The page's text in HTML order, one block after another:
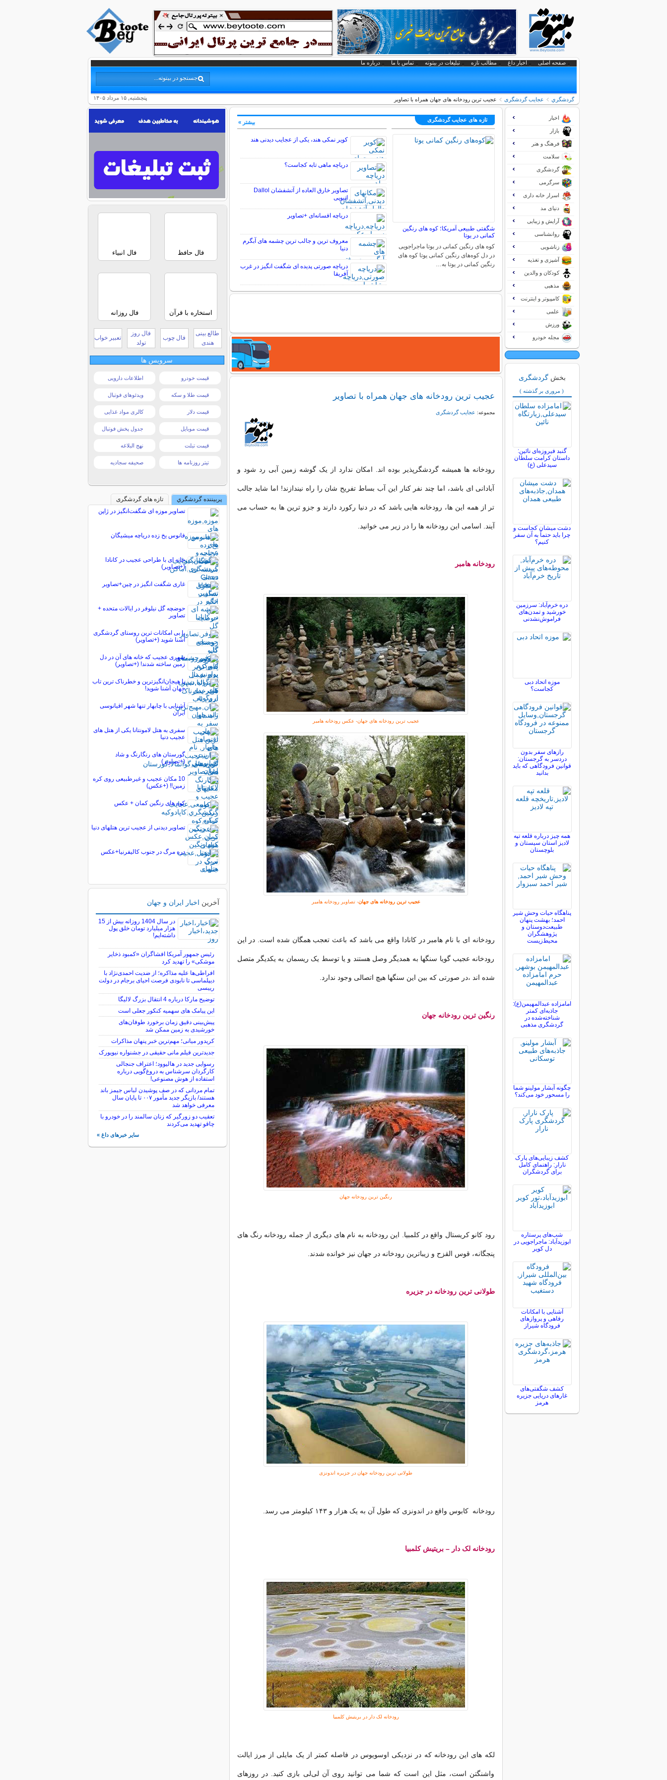
صفحه اصلی اخبار داغ مطالب تازه تبلیغات در بیتوته تماس با ما درباره ما
پنجشنبه, ۱۵ مرداد ۱۴۰۵ گردشگري عجایب گردشگری عجیب ترین رودخانه های جهان همراه با تصاویر
تازه های عجایب گردشگری
شگفتی طبیعی آمریکا؛ کوه های رنگین
کمانی در یوتا
کوه های رنگین کمانی در یوتا ماجراجویی
در دل کوه‌های رنگین کمانی یوتا کوه های
رنگین کمانی در یوتا به…
کویر نمکی هند، یکی از عجایب دیدنی هند
دریاچه ماهی تابه کجاست؟
تصاویر خارق العاده از آتشفشان Dallol
اتیوپی
دریاچه افسانه‌ای +تصاویر
معروف ترین و جالب ترین چشمه های آبگرم
دنیا
دریاچه صورتی پدیده ای شگفت انگیز در غرب
آفریقا
بیشتر »
عجیب ترین رودخانه های جهان همراه با تصاویر
مجموعه: عجایب گردشگری
رودخانه ها همیشه گردشگرپذیر بوده اند. امکان ندارد از یک گوشه زمین آبی رد شود و
آبادانی ای باشد، اما چند نفر کنار این آب بساط تفریح شان را راه نیندازند! اما شاید جالب
تر از همه این ها، رودخانه هایی باشد که در دنیا رکورد دارند و جزو ترین ها به حساب می
آیند. اسامی این رودخانه ها را در زیر می خوانید.
رودخانه هامبر
عجیب ترین رودخانه های جهان- عکس رودخانه هامبر
عجیب ترین رودخانه های جهان- تصاویر رودخانه هامبر
رودخانه ای با نام هامبر در کانادا واقع می باشد که باعث تعجب همگان شده است. در این
رودخانه عجیب گویا سنگها به همدیگر وصل هستند و یا توسط یک ریسمان به یکدیگر متصل
شده اند ،در صورتی که بین این سنگها هیچ اتصالی وجود ندارد.
رنگین ترین رودخانه جهان
رنگین ترین رودخانه جهان
رود کانو کریستال واقع در کلمبیا. این رودخانه به نام های دیگری از جمله رودخانه رنگ های
پنجگانه، قوس القزح و زیباترین رودخانه در جهان نیز خوانده شدند.
طولانی ترین رودخانه در جزیره
طولانی ترین رودخانه جهان در جزیره اندونزی
رودخانه کابوس واقع در اندونزی که طول آن به یک هزار و ۱۴۳ کیلومتر می رسد.
رودخانه لک دار – بریتیش کلمبیا
رودخانه لک دار در بریتیش کلمبیا
لکه های این رودخانه که در نزدیکی اوسویوس در فاصله کمتر از یک مایلی از مرز ایالت
واشنگتن است، مثل این است که شما می توانید روی آن لی‌لی بازی کنید. در روزهای
اخبار
بازار
فرهنگ و هنر
سلامت
گردشگری
سرگرمی
اسرار خانه داری
دنیای مد
آرایش و زیبایی
روانشناسی
زناشویی
آشپزی و تغذیه
کودکان و والدین
مذهبی
کامپیوتر و اینترنت
علمی
ورزش
مجله خودرو
بخش گردشگری
( مروری بر گذشته )
گنبد فیروزه‌ای نائین:
داستان کرامت سلطان
سیدعلی (ع)
دشت میشان کجاست و
چرا باید حتماً به آن سفر
کنیم؟
دره خرم‌آباد: سرزمین
خورشید و تمدن‌های
فراموش‌نشدنی
موزه اتحاد دبی
کجاست؟
رازهای سفر بدون
دردسر به گرجستان:
قوانین فرودگاهی که باید
بدانید
همه چیز درباره قلعه تپه
لادیز استان سیستان و
بلوچستان
پناهگاه حیات وحش شیر
احمد؛ بهشت پنهان
طبیعت‌دوستان و
پژوهشگران
محیط‌زیست
امامزاده عبدالمهیمن(ع):
جاذبه‌ای کمتر
شناخته‌شده در
گردشگری مذهبی
چگونه آبشار مولینو شما
را مسحور خود می‌کند؟
کشف زیبایی‌های پارک
نارار: راهنمای کامل
برای گردشگران
شب‌های پرستاره
ابوزیدآباد: ماجراجویی در
دل کویر
آشنایی با امکانات
رفاهی و پروازهای
فرودگاه شیراز
کشف شگفتی‌های
غارهای دریایی جزیره
هرمز
فال حافظ فال انبیاء
استخاره با قرآن فال روزانه
طالع بینی
هندی
فال چوب
فال روز
تولد
تعبیر خواب
سرویس ها
قیمت خودرو اطلاعات دارویی
قیمت طلا و سکه ویدئوهای فوتبال
قیمت دلار کالری مواد غذایی
قیمت موبایل جدول پخش فوتبال
قیمت تبلت نهج البلاغه
تیتر روزنامه ها صحیفه سجادیه
پربیننده گردشگري
تازه های گردشگری
تصاویر موزه ای شگفت‌انگیز در ژاپن
فانوس یخ زده دریاچه میشیگان
خانه ای با طراحی عجیب در کانادا
(+تصاویر)
غاری شگفت انگیز در چین+تصاویر
حوضچه گل نیلوفر در ایالات متحده +
تصاویر
با بی امکانات ترین روستای گردشگری
آشنا شوید (+تصاویر)
شهری عجیب که خانه های آن در دل
زمین ساخته شدند! (+تصاویر)
با هیجان‌انگیزترین و خطرناک ترين تاب
جهان آشنا شويد!
آشنایی با چابهار تنها شهر اقیانوسی
ایران
سفری به هتل لامونتانا یکی از هتل های
عجیب دنیا
گورستان های رنگارنگ و شاد
(+تصاویر)
10 مکان عجیب و غیرطبیعی روی کره
زمین!! (+عکس)
کوه های رنگین کمان + عکس
تصاویر دیدنی از عجیب ترین هتلهای دنیا
دره مرگ در جنوب کالیفرنیا+عکس
آخرین اخبار ایران و جهان
در سال 1404 روزانه بیش از 15
هزار میلیارد تومان خلق پول
داشته‌ایم!
رئیس جمهور آمریکا افشاگران «کمبود ذخایر
موشکی» را تهدید کرد
افراطی‌ها علیه مذاکره؛ از ضدیت احمدی‌نژاد با
دیپلماسی تا نابودی فرصت احیای برجام در دولت
رییسی
توضیح مارکا درباره 4 انتقال بزرگ لالیگا
این پیامک های سهمیه کنکور جعلی است
پیش‌بینی دقیق زمان برخورد طوفان‌های
خورشیدی به زمین ممکن شد
کریدور میانی؛ مهم‌ترین خبر پنهان مذاکرات
جدیدترین فیلم مانی حقیقی در جشنواره نیویورک
رسوایی جدید در هالیوود؛ اعتراف جنجالی
کارگردان سرشناس به دروغ‌گویی درباره
استفاده از هوش مصنوعی!
تمام مردانی که در صف پوشیدن لباس جیمز باند
هستند/ بازیگر جدید مأمور ۰۰۷ تا پایان سال
معرفی خواهد شد
تعقیب دو زورگیر که زنان سالمند را در خودرو با
چاقو تهدید می‌کردند
سایر خبرهای داغ »